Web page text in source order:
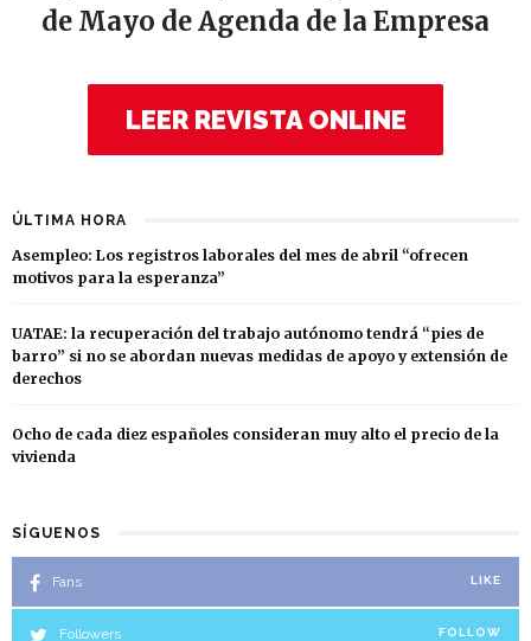
de Mayo de Agenda de la Empresa
LEER REVISTA ONLINE
ÚLTIMA HORA
Asempleo: Los registros laborales del mes de abril “ofrecen
motivos para la esperanza”
UATAE: la recuperación del trabajo autónomo tendrá “pies de
barro” si no se abordan nuevas medidas de apoyo y extensión de
derechos
Ocho de cada diez españoles consideran muy alto el precio de la
vivienda
SÍGUENOS
Fans LIKE
Followers FOLLOW